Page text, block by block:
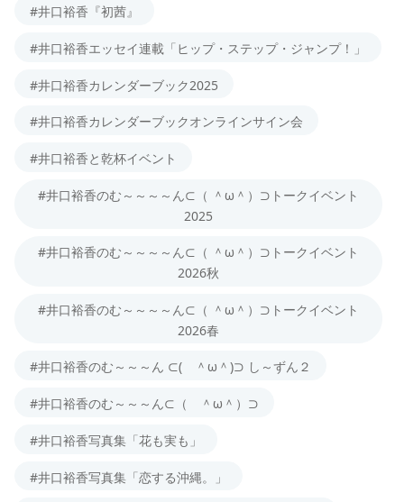
#井口裕香『初茜』
#井口裕香エッセイ連載「ヒップ・ステップ・ジャンプ！」
#井口裕香カレンダーブック2025
#井口裕香カレンダーブックオンラインサイン会
#井口裕香と乾杯イベント
#井口裕香のむ～～～～ん⊂（ ＾ω＾）⊃トークイベント
2025
#井口裕香のむ～～～～ん⊂（ ＾ω＾）⊃トークイベント
2026秋
#井口裕香のむ～～～～ん⊂（ ＾ω＾）⊃トークイベント
2026春
#井口裕香のむ～～～ん ⊂( ＾ω＾)⊃ し～ずん２
#井口裕香のむ～～～ん⊂（ ＾ω＾）⊃
#井口裕香写真集「花も実も」
#井口裕香写真集「恋する沖縄。」